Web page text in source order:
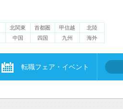
北関東 首都圏 甲信越
北陸
中国 四国 九州 海外
転職フェア・イベント